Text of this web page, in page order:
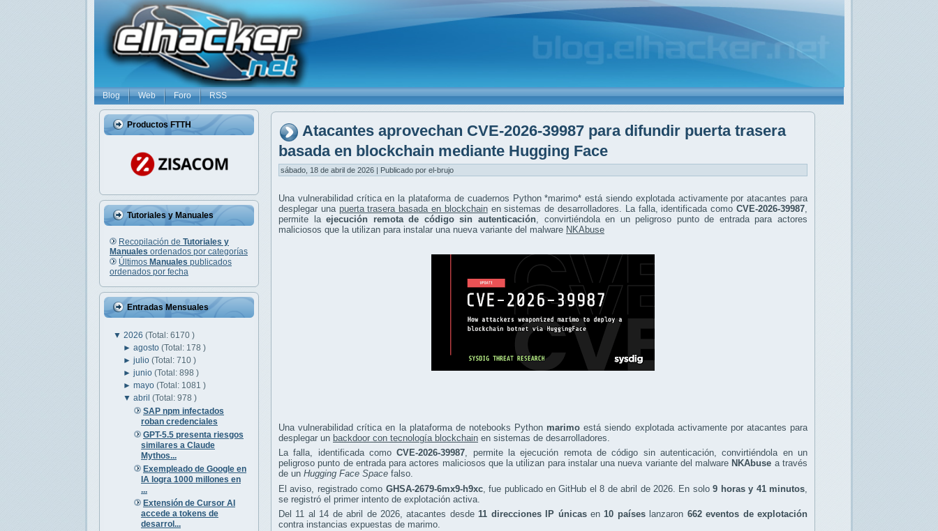
Blog Web Foro RSS
Productos FTTH
Tutoriales y Manuales
Recopilación de Tutoriales y
Manuales ordenados por categorías
Últimos Manuales publicados
ordenados por fecha
Entradas Mensuales
▼ 2026 (Total: 6170 )
►agosto(Total: 178 )
►julio(Total: 710 )
►junio(Total: 898 )
►mayo(Total: 1081 )
▼abril(Total: 978 )
SAP npm infectados
roban credenciales
GPT-5.5 presenta riesgos
similares a Claude
Mythos...
Exempleado de Google en
IA logra 1000 millones en
...
Extensión de Cursor AI
accede a tokens de
desarrol...
Atacantes aprovechan CVE-2026-39987 para difundir puerta trasera
basada en blockchain mediante Hugging Face
sábado, 18 de abril de 2026 | Publicado por el-brujo
Una vulnerabilidad crítica en la plataforma de cuadernos Python *marimo* está siendo explotada activamente por atacantes para
desplegar una puerta trasera basada en blockchainen sistemas de desarrolladores. La falla, identificada comoCVE-2026-39987
permite laejecución remota de código sin autenticación, convirtiéndola en un peligroso punto de entrada para actores
maliciosos que la utilizan para instalar una nueva variante del malware NKAbuse
Una vulnerabilidad crítica en la plataforma de notebooks Python marimo está siendo explotada activamente por atacantes para
desplegar un backdoor con tecnología blockchain en sistemas de desarrolladores.
La falla, identificada comoCVE-2026-39987, permite la ejecución remota de código sin autenticación, convirtiéndola en un
peligroso punto de entrada para actores maliciosos que la utilizan para instalar una nueva variante del malware NKAbuse a través
de un Hugging Face Space falso.
El aviso, registrado como GHSA-2679-6mx9-h9xc, fue publicado en GitHub el 8 de abril de 2026. En solo9 horas y 41 minutos
se registró el primer intento de explotación activa.
Del 11 al 14 de abril de 2026, atacantes desde11 direcciones IP únicasen10 paíseslanzaron 662 eventos de explotación
contra instancias expuestas de marimo.